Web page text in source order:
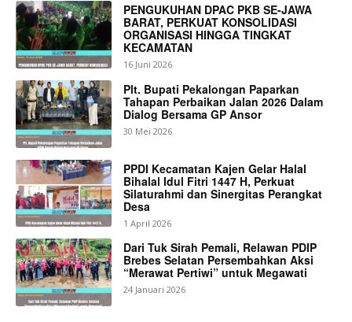
PENGUKUHAN DPAC PKB SE-JAWA
BARAT, PERKUAT KONSOLIDASI
ORGANISASI HINGGA TINGKAT
KECAMATAN
16 Juni 2026
Plt. Bupati Pekalongan Paparkan
Tahapan Perbaikan Jalan 2026 Dalam
Dialog Bersama GP Ansor
30 Mei 2026
PPDI Kecamatan Kajen Gelar Halal
Bihalal Idul Fitri 1447 H, Perkuat
Silaturahmi dan Sinergitas Perangkat
Desa
1 April 2026
Dari Tuk Sirah Pemali, Relawan PDIP
Brebes Selatan Persembahkan Aksi
“Merawat Pertiwi” untuk Megawati
24 Januari 2026